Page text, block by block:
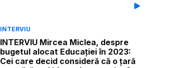
INTERVIU
INTERVIU Mircea Miclea, despre
bugetul alocat Educației în 2023:
Cei care decid consideră că o țară